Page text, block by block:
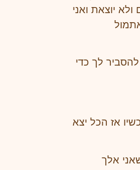
יוצאת ואני
לך כדי
אז הכל יצא
אלך